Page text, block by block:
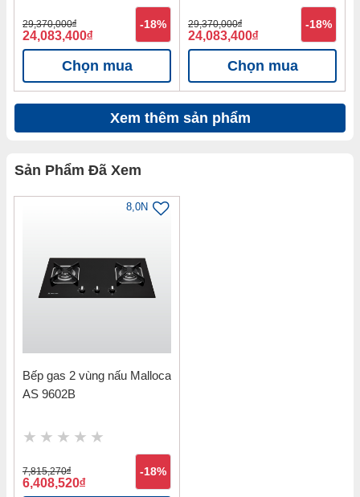
29,370,000đ
24,083,400đ
-18%
Chọn mua
29,370,000đ
24,083,400đ
-18%
Chọn mua
Xem thêm sản phẩm
Sản Phẩm Đã Xem
8,0N
Bếp gas 2 vùng nấu Malloca
AS 9602B
7,815,270đ
6,408,520đ
-18%